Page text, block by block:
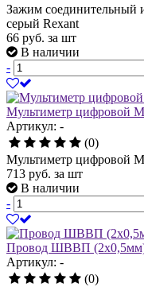
Зажим
серый Rexant
66 руб. за шт
В наличии
-
Мультиметр цифровой
Артикул: -
(0)
Мультиметр цифровой
713 руб. за шт
В наличии
-
Провод ШВВП
Артикул: -
(0)